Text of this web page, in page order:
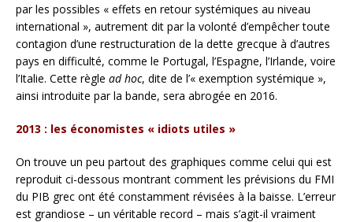
par les possibles « effets en retour systémiques au niveau
international », autrement dit par la volonté d’empêcher toute
contagion d’une restructuration de la dette grecque à d’autres
pays en difficulté, comme le Portugal, l’Espagne, l’Irlande, voire
l’Italie. Cette règle ad hoc, dite de l’« exemption systémique »,
ainsi introduite par la bande, sera abrogée en 2016.
2013 : les économistes « idiots utiles »
On trouve un peu partout des graphiques comme celui qui est
reproduit ci-dessous montrant comment les prévisions du FMI
du PIB grec ont été constamment révisées à la baisse. L’erreur
est grandiose – un véritable record – mais s’agit-il vraiment